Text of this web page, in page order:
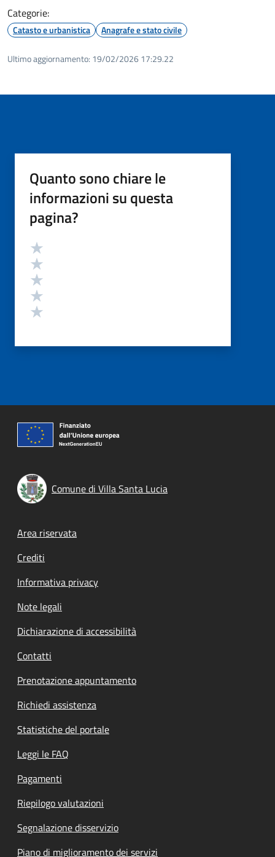
Categorie:
Catasto e urbanistica Anagrafe e stato civile
Ultimo aggiornamento: 19/02/2026 17:29.22
Quanto sono chiare le
informazioni su questa
pagina?
Valutazione
Comune di Villa Santa Lucia
Footer menu
Area riservata
Crediti
Informativa privacy
Note legali
Dichiarazione di accessibilità
Contatti
Prenotazione appuntamento
Richiedi assistenza
Statistiche del portale
Leggi le FAQ
Pagamenti
Riepilogo valutazioni
Segnalazione disservizio
Piano di miglioramento dei servizi